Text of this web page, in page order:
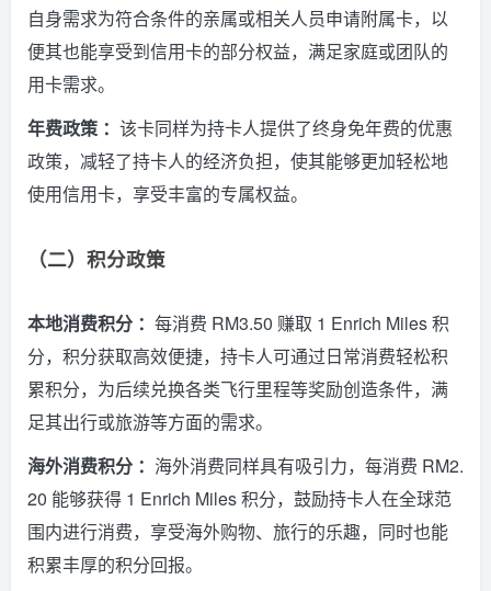
自身需求为符合条件的亲属或相关人员申请附属卡，以
便其也能享受到信用卡的部分权益，满足家庭或团队的
用卡需求。
年费政策 ： 该卡同样为持卡人提供了终身免年费的优惠
政策，减轻了持卡人的经济负担，使其能够更加轻松地
使用信用卡，享受丰富的专属权益。
（二）积分政策
本地消费积分 ： 每消费 RM3.50 赚取 1 Enrich Miles 积
分，积分获取高效便捷，持卡人可通过日常消费轻松积
累积分，为后续兑换各类飞行里程等奖励创造条件，满
足其出行或旅游等方面的需求。
海外消费积分 ： 海外消费同样具有吸引力，每消费 RM2.
20 能够获得 1 Enrich Miles 积分，鼓励持卡人在全球范
围内进行消费，享受海外购物、旅行的乐趣，同时也能
积累丰厚的积分回报。